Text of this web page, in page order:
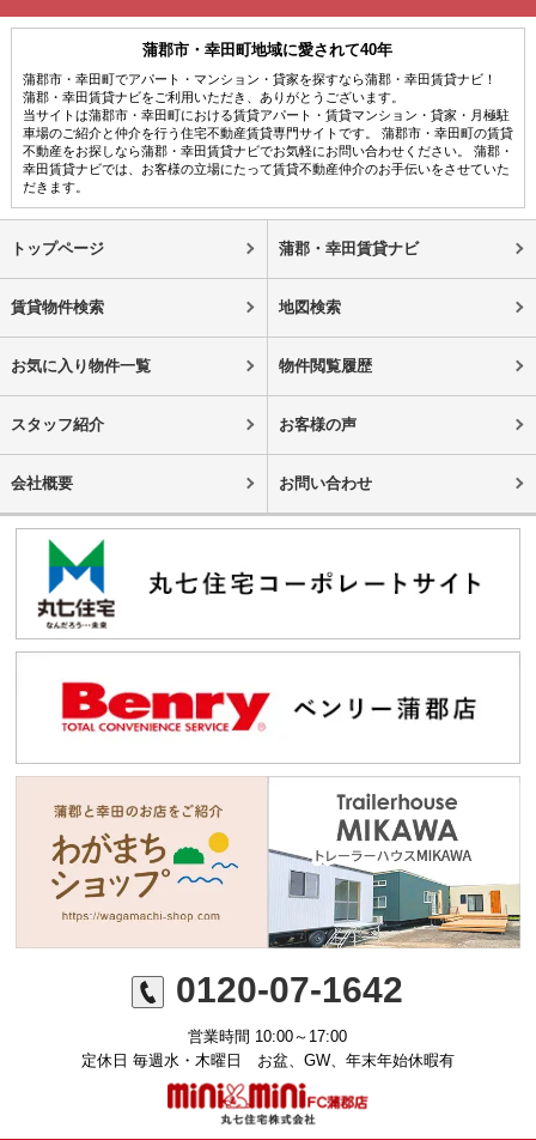
蒲郡市・幸田町地域に愛されて40年
蒲郡市・幸田町でアパート・マンション・貸家を探すなら蒲郡・幸田賃貸ナビ！
蒲郡・幸田賃貸ナビをご利用いただき、ありがとうございます。
当サイトは蒲郡市・幸田町における賃貸アパート・賃貸マンション・貸家・月極駐
車場のご紹介と仲介を行う住宅不動産賃貸専門サイトです。 蒲郡市・幸田町の賃貸
不動産をお探しなら蒲郡・幸田賃貸ナビでお気軽にお問い合わせください。 蒲郡・
幸田賃貸ナビでは、お客様の立場にたって賃貸不動産仲介のお手伝いをさせていた
だきます。
トップページ 蒲郡・幸田賃貸ナビ
賃貸物件検索 地図検索
お気に入り物件一覧 物件閲覧履歴
スタッフ紹介 お客様の声
会社概要 お問い合わせ
0120-07-1642
営業時間 10:00～17:00
定休日 毎週水・木曜日 お盆、GW、年末年始休暇有